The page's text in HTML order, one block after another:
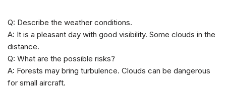
Q: Describe the weather conditions.
A: It is a pleasant day with good visibility. Some clouds in the
distance.
Q: What are the possible risks?
A: Forests may bring turbulence. Clouds can be dangerous
for small aircraft.